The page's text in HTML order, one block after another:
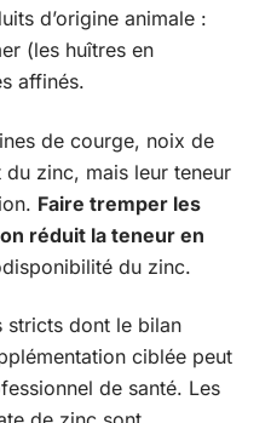
d’origine animale :
(les huîtres en
affinés.
de courge, noix de
zinc, mais leur teneur
Faire tremper les
réduit la teneur en
du zinc.
stricts dont le bilan
ciblée peut
de santé. Les